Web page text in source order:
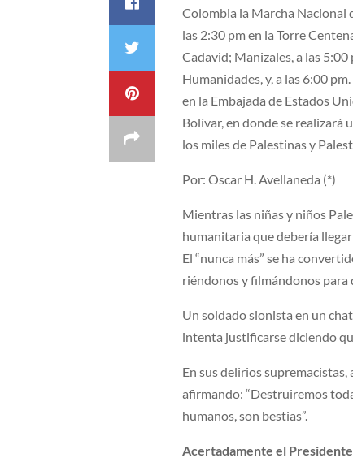
Colombia la Marcha Nacional
las 2:30 pm en la Torre
Cadavid; Manizales, a las 5:00
Humanidades, y, a las 6:00
en la Embajada de Estados
Bolívar, en donde se realizará
los miles de Palestinas y
Por: Oscar H. Avellaneda (*)
Mientras las niñas y niños
humanitaria que debería
El “nunca más” se ha
riéndonos y filmándonos para
Un soldado sionista en un
intenta justificarse diciendo
En sus delirios supremacistas,
afirmando: “Destruiremos
humanos, son bestias”.
Acertadamente el